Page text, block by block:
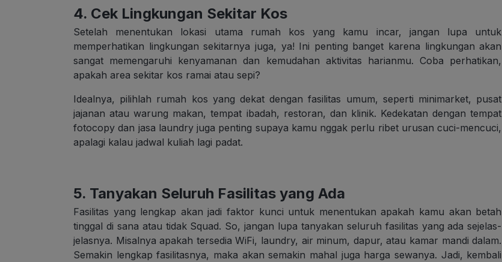
4. Cek Lingkungan Sekitar Kos
Setelah menentukan lokasi utama rumah kos yang kamu incar, jangan lupa untuk
memperhatikan lingkungan sekitarnya juga, ya! Ini penting banget karena lingkungan akan
sangat memengaruhi kenyamanan dan kemudahan aktivitas harianmu. Coba perhatikan,
apakah area sekitar kos ramai atau sepi?
Idealnya, pilihlah rumah kos yang dekat dengan fasilitas umum, seperti minimarket, pusat
jajanan atau warung makan, tempat ibadah, restoran, dan klinik. Kedekatan dengan tempat
fotocopy dan jasa laundry juga penting supaya kamu nggak perlu ribet urusan cuci-mencuci,
apalagi kalau jadwal kuliah lagi padat.
5. Tanyakan Seluruh Fasilitas yang Ada
Fasilitas yang lengkap akan jadi faktor kunci untuk menentukan apakah kamu akan betah
tinggal di sana atau tidak Squad. So, jangan lupa tanyakan seluruh fasilitas yang ada sejelas-
jelasnya. Misalnya apakah tersedia WiFi, laundry, air minum, dapur, atau kamar mandi dalam.
Semakin lengkap fasilitasnya, maka akan semakin mahal juga harga sewanya. Jadi, kembali